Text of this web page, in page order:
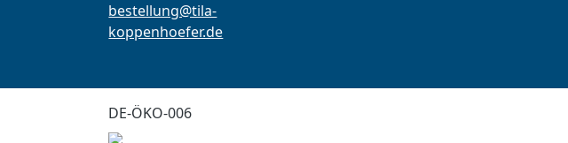
bestellung@tila-
koppenhoefer.de
DE-ÖKO-006